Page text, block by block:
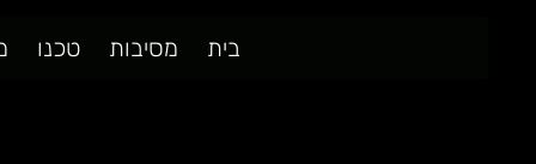
בית מסיבות טכנו